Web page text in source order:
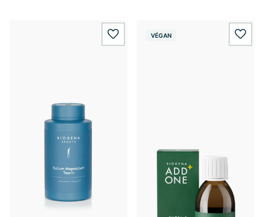
wishlist.add
VÉGAN